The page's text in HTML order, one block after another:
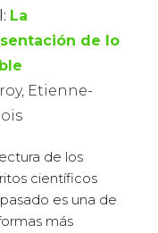
La
de lo
Etienne-
de los
científicos
es una de
más